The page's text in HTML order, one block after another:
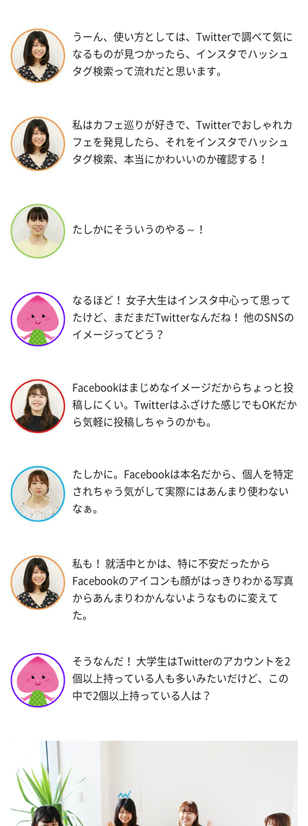
うーん、使い方としては、Twitterで調べて気に
なるものが見つかったら、インスタでハッシュ
タグ検索って流れだと思います。
私はカフェ巡りが好きで、Twitterでおしゃれカ
フェを発見したら、それをインスタでハッシュ
タグ検索、本当にかわいいのか確認する！
たしかにそういうのやる～！
なるほど！ 女子大生はインスタ中心って思って
たけど、まだまだTwitterなんだね！ 他のSNSの
イメージってどう？
Facebookはまじめなイメージだからちょっと投
稿しにくい。Twitterはふざけた感じでもOKだか
ら気軽に投稿しちゃうのかも。
たしかに。Facebookは本名だから、個人を特定
されちゃう気がして実際にはあんまり使わない
なぁ。
私も！ 就活中とかは、特に不安だったから
Facebookのアイコンも顔がはっきりわかる写真
からあんまりわかんないようなものに変えて
た。
そうなんだ！ 大学生はTwitterのアカウントを2
個以上持っている人も多いみたいだけど、この
中で2個以上持っている人は？